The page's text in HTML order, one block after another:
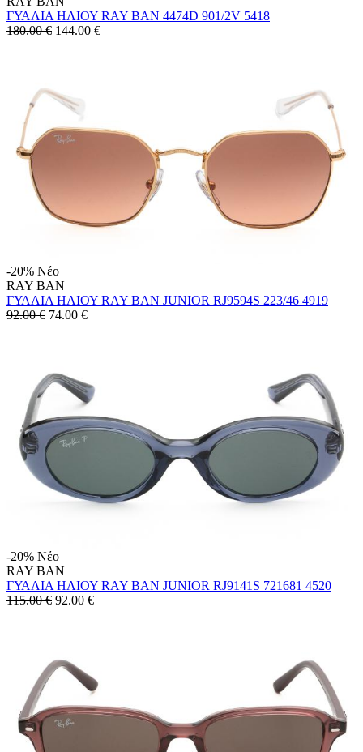
ΓΥΑΛΙΑ ΗΛΙΟΥ RAY BAN 4474D 901/2V 5418
180.00 € 144.00 €
-20% Νέο
RAY BAN
ΓΥΑΛΙΑ ΗΛΙΟΥ RAY BAN JUNIOR RJ9594S 223/46 4919
92.00 € 74.00 €
-20% Νέο
RAY BAN
ΓΥΑΛΙΑ ΗΛΙΟΥ RAY BAN JUNIOR RJ9141S 721681 4520
115.00 € 92.00 €